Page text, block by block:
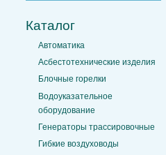
Каталог
Автоматика
Асбестотехнические изделия
Блочные горелки
Водоуказательное
оборудование
Генераторы трассировочные
Гибкие воздуховоды